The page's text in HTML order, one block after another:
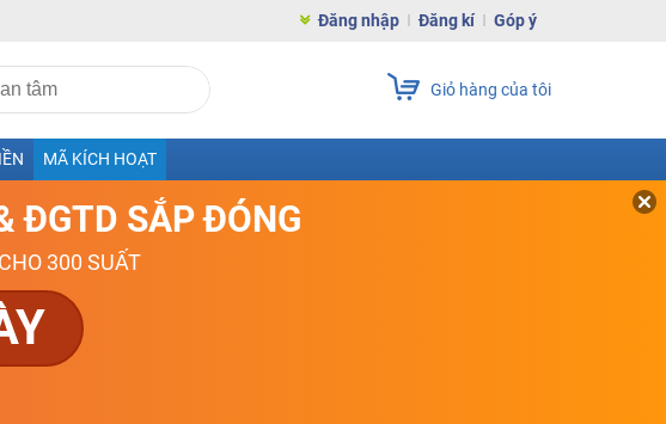
Đăng nhập Đăng kí Góp ý
Giỏ hàng của tôi
MÃ KÍCH HOẠT
ĐGTD SẮP ĐÓNG
300 SUẤT